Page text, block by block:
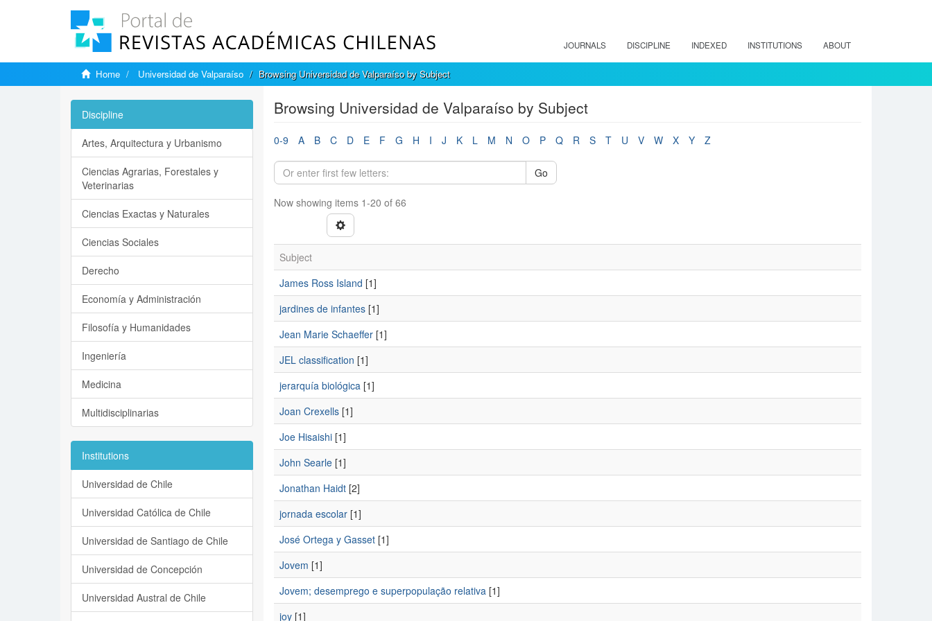
JOURNALS DISCIPLINE INDEXED INSTITUTIONS ABOUT
Home Universidad de Valparaíso Browsing Universidad de Valparaíso by Subject
Browsing Universidad de Valparaíso by Subject
0-9 A B C D E F G H I J K L M N O P Q R S T U V W X Y Z
Go
Now showing items 1-20 of 66
Subject
James Ross Island [1]
jardines de infantes[1]
Jean Marie Schaeffer[1]
JEL classification [1]
jerarquía biológica[1]
Joan Crexells[1]
Joe Hisaishi[1]
John Searle[1]
Jonathan Haidt[2]
jornada escolar[1]
José Ortega y Gasset[1]
Jovem [1]
Jovem; desemprego e superpopulação relativa[1]
joy[1]
Discipline
Artes, Arquitectura y Urbanismo
Ciencias Agrarias, Forestales y
Veterinarias
Ciencias Exactas y Naturales
Ciencias Sociales
Derecho
Economía y Administración
Filosofía y Humanidades
Ingeniería
Medicina
Multidisciplinarias
Institutions
Universidad de Chile
Universidad Católica de Chile
Universidad de Santiago de Chile
Universidad de Concepción
Universidad Austral de Chile